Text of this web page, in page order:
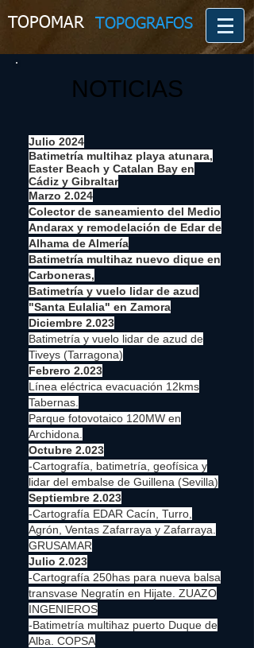
TOPOMAR TOPOGRAFOS
NOTICIAS
Julio 2024
Batimetría multihaz playa atunara,
Easter Beach y Catalan Bay en
Cádiz y Gibraltar
Marzo 2.024
Colector de saneamiento del Medio
Andarax y remodelación de Edar de
Alhama de Almería
Batimetría multihaz nuevo dique en
Carboneras,
Batimetría y vuelo lidar de azud
"Santa Eulalia" en Zamora
Diciembre 2.023
Batimetría y vuelo lidar de azud de
Tiveys (Tarragona)
Febrero 2.023
Línea eléctrica evacuación 12kms
Tabernas.
Parque fotovotaico 120MW en
Archidona.
Octubre 2.023
-Cartografía, batimetría, geofísica y
lidar del embalse de Guillena (Sevilla)
Septiembre 2.023
-Cartografía EDAR Cacín, Turro,
Agrón, Ventas Zafarraya y Zafarraya.
GRUSAMAR
Julio 2.023
-Cartografía 250has para nueva balsa
transvase Negratín en Hijate. ZUAZO
INGENIEROS
-Batimetría multihaz puerto Duque de
Alba. COPSA